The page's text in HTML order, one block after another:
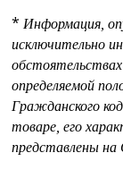
* Информация,
исключительно
определяемой
Гражданского
товаре, его
представлены на